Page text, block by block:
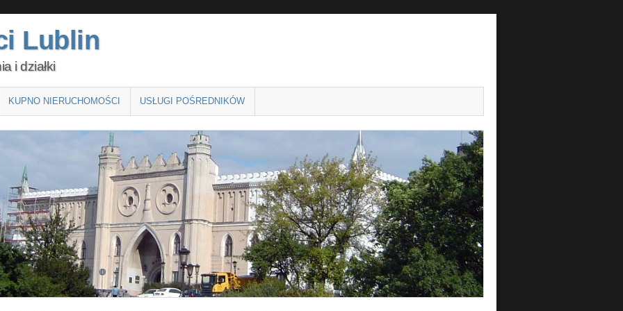
Lublin
i działki
KUPNO NIERUCHOMOŚCI USŁUGI POŚREDNIKÓW